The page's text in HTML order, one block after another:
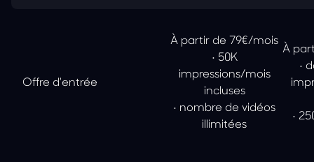
Offre d'entrée
À partir de 79€/mois
• 50K
impressions/mois
incluses
• nombre de vidéos
illimitées
À
•
•